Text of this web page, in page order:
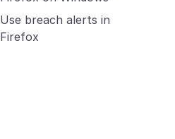
Use breach alerts in
Firefox